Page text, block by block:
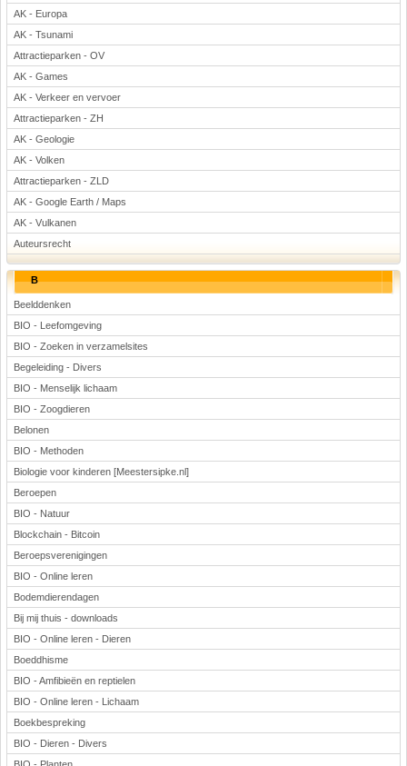
AK - Europa
AK - Tsunami
Attractieparken - OV
AK - Games
AK - Verkeer en vervoer
Attractieparken - ZH
AK - Geologie
AK - Volken
Attractieparken - ZLD
AK - Google Earth / Maps
AK - Vulkanen
Auteursrecht
B
Beelddenken
BIO - Leefomgeving
BIO - Zoeken in verzamelsites
Begeleiding - Divers
BIO - Menselijk lichaam
BIO - Zoogdieren
Belonen
BIO - Methoden
Biologie voor kinderen [Meestersipke.nl]
Beroepen
BIO - Natuur
Blockchain - Bitcoin
Beroepsverenigingen
BIO - Online leren
Bodemdierendagen
Bij mij thuis - downloads
BIO - Online leren - Dieren
Boeddhisme
BIO - Amfibieën en reptielen
BIO - Online leren - Lichaam
Boekbespreking
BIO - Dieren - Divers